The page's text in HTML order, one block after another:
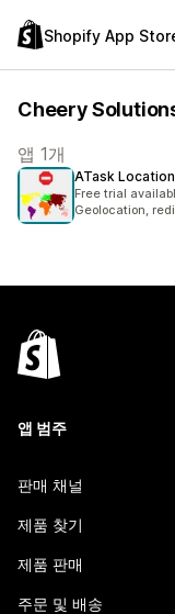
Shopify App
Cheery
앱 1개
ATask
Free trial
Geolocation,
앱 범주
판매 채널
제품 찾기
제품 판매
주문 및 배송